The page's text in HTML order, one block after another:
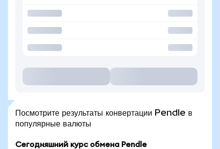
Посмотрите результаты конвертации Pendle в
популярные валюты
Сегодняшний курс обмена Pendle